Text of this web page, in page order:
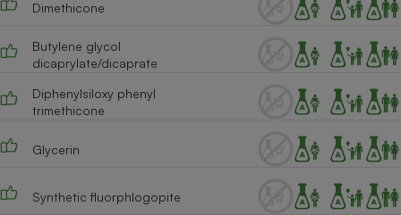
Dimethicone
Butylene glycol
dicaprylate/dicaprate
Diphenylsiloxy phenyl
trimethicone
Glycerin
Synthetic fluorphlogopite
Plaque de cuisson à
induction
Téléphone mobile -
Smartphone
Antivirus
Ventilateur